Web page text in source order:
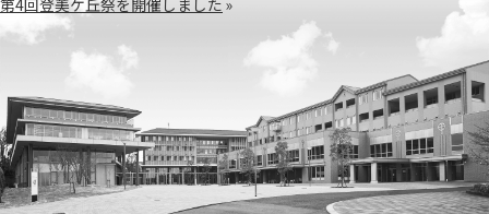
第4回登美ケ丘祭を開催しました »